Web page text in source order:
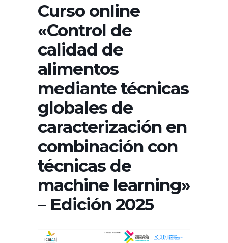
Curso online
«Control de
calidad de
alimentos
mediante técnicas
globales de
caracterización en
combinación con
técnicas de
machine learning»
– Edición 2025